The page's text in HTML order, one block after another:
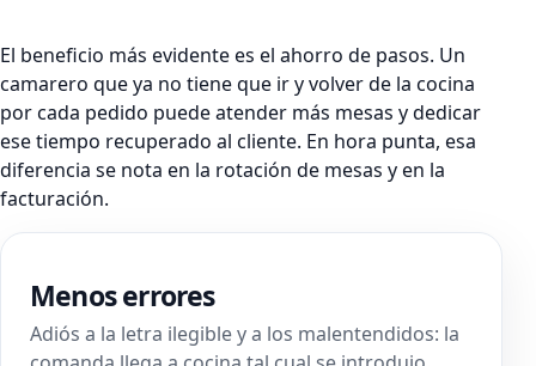
El beneficio más evidente es el ahorro de pasos. Un
camarero que ya no tiene que ir y volver de la cocina
por cada pedido puede atender más mesas y dedicar
ese tiempo recuperado al cliente. En hora punta, esa
diferencia se nota en la rotación de mesas y en la
facturación.
Menos errores
Adiós a la letra ilegible y a los malentendidos: la